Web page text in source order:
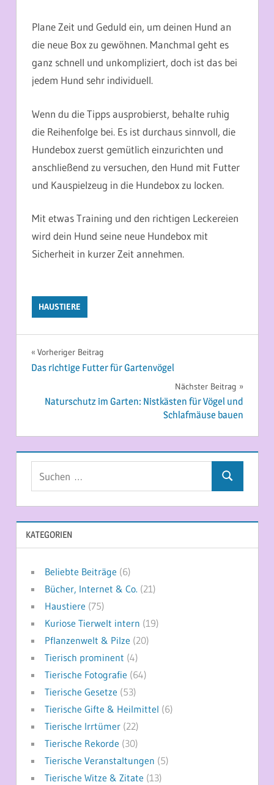
Plane Zeit und Geduld ein, um deinen Hund an
die neue Box zu gewöhnen. Manchmal geht es
ganz schnell und unkompliziert, doch ist das bei
jedem Hund sehr individuell.
Wenn du die Tipps ausprobierst, behalte ruhig
die Reihenfolge bei. Es ist durchaus sinnvoll, die
Hundebox zuerst gemütlich einzurichten und
anschließend zu versuchen, den Hund mit Futter
und Kauspielzeug in die Hundebox zu locken.
Mit etwas Training und den richtigen Leckereien
wird dein Hund seine neue Hundebox mit
Sicherheit in kurzer Zeit annehmen.
HAUSTIERE
Beitragsnavigation
Vorheriger Beitrag
Das richtige Futter für Gartenvögel
Nächster Beitrag
Naturschutz im Garten: Nistkästen für Vögel und
Schlafmäuse bauen
Suchen
KATEGORIEN
Beliebte Beiträge (6)
Bücher, Internet & Co. (21)
Haustiere (75)
Kuriose Tierwelt intern (19)
Pflanzenwelt & Pilze (20)
Tierisch prominent (4)
Tierische Fotografie (64)
Tierische Gesetze (53)
Tierische Gifte & Heilmittel (6)
Tierische Irrtümer(22)
Tierische Rekorde (30)
Tierische Veranstaltungen (5)
Tierische Witze & Zitate (13)